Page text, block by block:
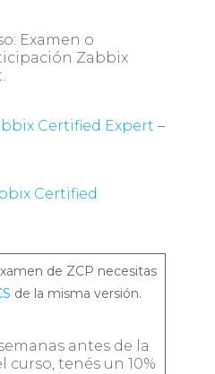
Examen o
Zabbix
Certified Expert –
Certified
de ZCP necesitas
de la misma versión.
antes de la
tenés un 10%